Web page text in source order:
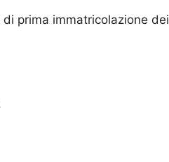
prima immatricolazione dei